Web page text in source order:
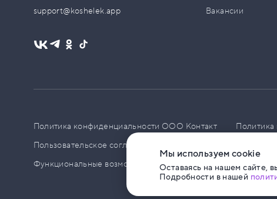
support@koshelek.app
Вакансии
Политика конфиденциальности ООО Контакт
Пользовательское соглашение
Функциональные возможности ПО
Мы используем cookie
Оставаясь на нашем сайте,
Подробности в нашей